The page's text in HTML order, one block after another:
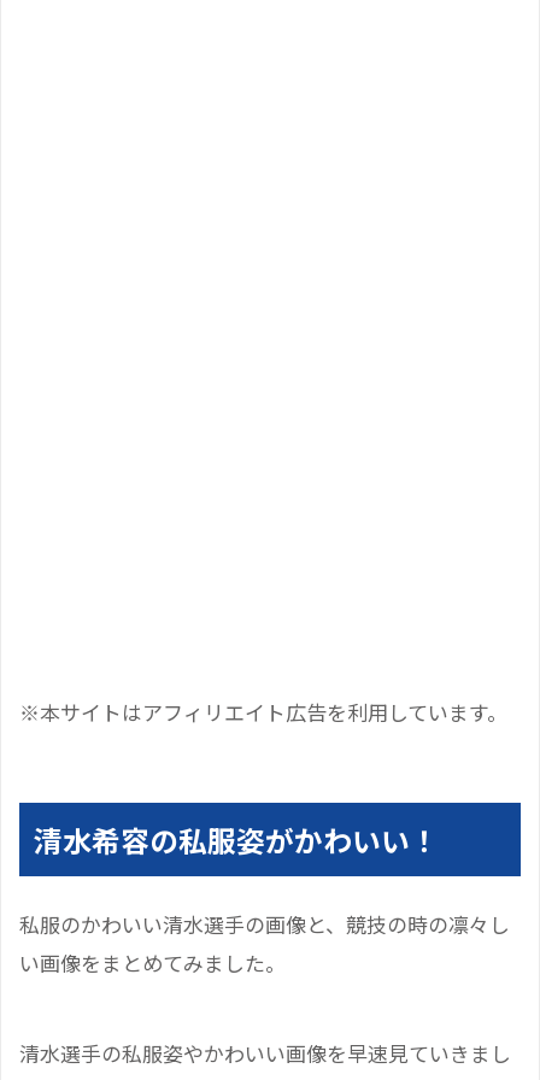
※本サイトはアフィリエイト広告を利用しています。
清水希容の私服姿がかわいい！
私服のかわいい清水選手の画像と、競技の時の凛々し
い画像をまとめてみました。
清水選手の私服姿やかわいい画像を早速見ていきまし